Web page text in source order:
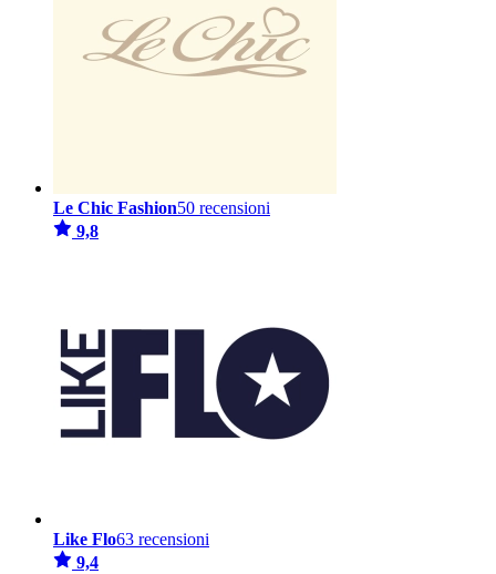
Le Chic Fashion50 recensioni
9,8
Like Flo63 recensioni
9,4